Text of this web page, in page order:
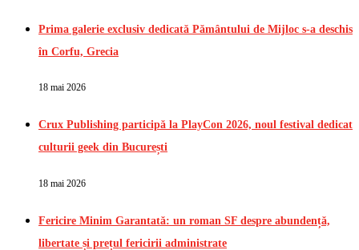
Prima galerie exclusiv dedicată Pământului de Mijloc s-a deschis
în Corfu, Grecia
18 mai 2026
Crux Publishing participă la PlayCon 2026, noul festival dedicat
culturii geek din București
18 mai 2026
Fericire Minim Garantată: un roman SF despre abundență,
libertate și prețul fericirii administrate